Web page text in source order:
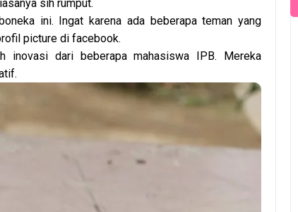
sih rumput.
ini. Ingat karena ada beberapa teman yang
picture di facebook.
inovasi dari beberapa mahasiswa IPB. Mereka